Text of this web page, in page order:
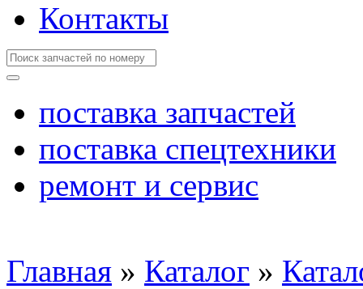
Контакты
поставка запчастей
поставка спецтехники
ремонт и сервис
Главная » Каталог »